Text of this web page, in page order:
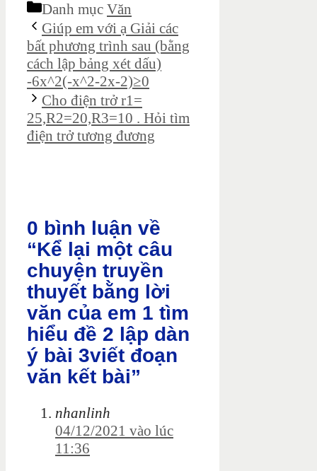
Danh mục Văn
Giúp em với ạ Giải các
bất phương trình sau (bằng
cách lập bảng xét dấu)
-6x^2(-x^2-2x-2)≥0
Cho điện trở r1=
25,R2=20,R3=10 . Hỏi tìm
điện trở tương đương
0 bình luận về
“Kể lại một câu
chuyện truyền
thuyết bằng lời
văn của em 1 tìm
hiểu đề 2 lập dàn
ý bài 3viết đoạn
văn kết bài”
nhanlinh
04/12/2021 vào lúc
11:36